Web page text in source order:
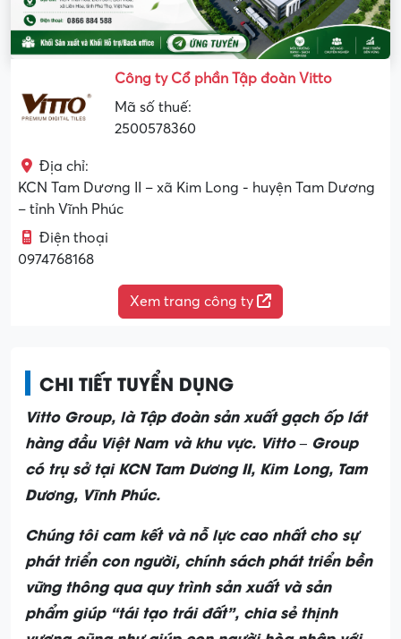
Công ty Cổ phần Tập đoàn Vitto
Mã số thuế:
2500578360
Địa chỉ:
KCN Tam Dương II – xã Kim Long - huyện Tam Dương
– tỉnh Vĩnh Phúc
Điện thoại
0974768168
Xem trang công ty
CHI TIẾT TUYỂN DỤNG
Vitto Group, là Tập đoàn sản xuất gạch ốp lát
hàng đầu Việt Nam và khu vực. Vitto – Group
có trụ sở tại KCN Tam Dương II, Kim Long, Tam
Dương, Vĩnh Phúc.
Chúng tôi cam kết và nỗ lực cao nhất cho sự
phát triển con người, chính sách phát triển bền
vững thông qua quy trình sản xuất và sản
phẩm giúp “tái tạo trái đất”, chia sẻ thịnh